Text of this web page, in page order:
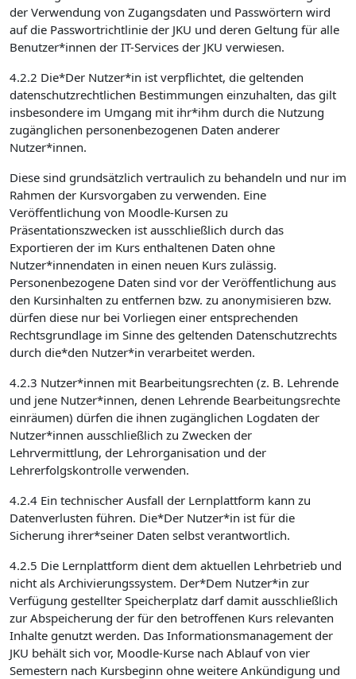
der Verwendung von Zugangsdaten und Passwörtern wird
auf die Passwortrichtlinie der JKU und deren Geltung für alle
Benutzer*innen der IT-Services der JKU verwiesen.
4.2.2 Die*Der Nutzer*in ist verpflichtet, die geltenden
datenschutzrechtlichen Bestimmungen einzuhalten, das gilt
insbesondere im Umgang mit ihr*ihm durch die Nutzung
zugänglichen personenbezogenen Daten anderer
Nutzer*innen.
Diese sind grundsätzlich vertraulich zu behandeln und nur im
Rahmen der Kursvorgaben zu verwenden. Eine
Veröffentlichung von Moodle-Kursen zu
Präsentationszwecken ist ausschließlich durch das
Exportieren der im Kurs enthaltenen Daten ohne
Nutzer*innendaten in einen neuen Kurs zulässig.
Personenbezogene Daten sind vor der Veröffentlichung aus
den Kursinhalten zu entfernen bzw. zu anonymisieren bzw.
dürfen diese nur bei Vorliegen einer entsprechenden
Rechtsgrundlage im Sinne des geltenden Datenschutzrechts
durch die*den Nutzer*in verarbeitet werden.
4.2.3 Nutzer*innen mit Bearbeitungsrechten (z. B. Lehrende
und jene Nutzer*innen, denen Lehrende Bearbeitungsrechte
einräumen) dürfen die ihnen zugänglichen Logdaten der
Nutzer*innen ausschließlich zu Zwecken der
Lehrvermittlung, der Lehrorganisation und der
Lehrerfolgskontrolle verwenden.
4.2.4 Ein technischer Ausfall der Lernplattform kann zu
Datenverlusten führen. Die*Der Nutzer*in ist für die
Sicherung ihrer*seiner Daten selbst verantwortlich.
4.2.5 Die Lernplattform dient dem aktuellen Lehrbetrieb und
nicht als Archivierungssystem. Der*Dem Nutzer*in zur
Verfügung gestellter Speicherplatz darf damit ausschließlich
zur Abspeicherung der für den betroffenen Kurs relevanten
Inhalte genutzt werden. Das Informationsmanagement der
JKU behält sich vor, Moodle-Kurse nach Ablauf von vier
Semestern nach Kursbeginn ohne weitere Ankündigung und